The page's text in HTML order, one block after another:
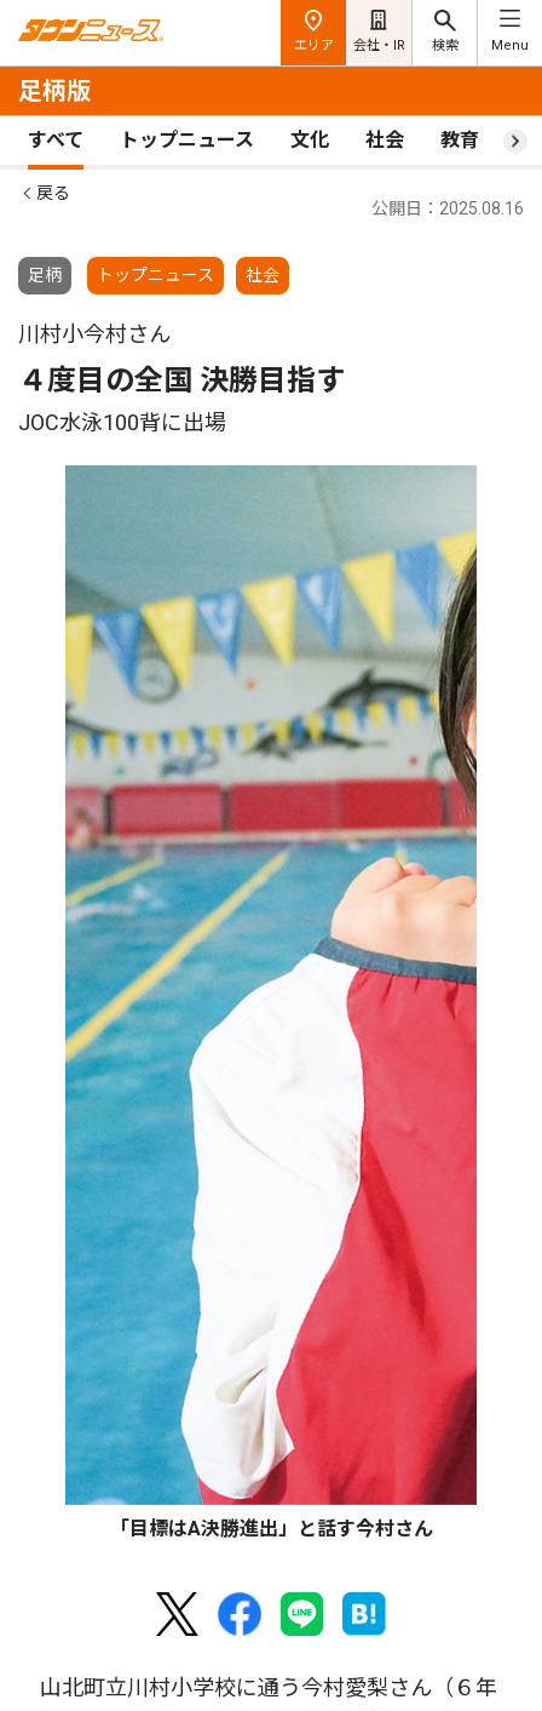
エリア 会社・IR 検索 Menu
足柄版
すべて トップニュース 文化 社会 教育 ス
戻る
足柄 トップニュース 社会
公開日：2025.08.16
川村小今村さん
４度目の全国 決勝目指す
JOC水泳100背に出場
「目標はA決勝進出」と話す今村さん
山北町立川村小学校に通う今村愛梨さん（６年